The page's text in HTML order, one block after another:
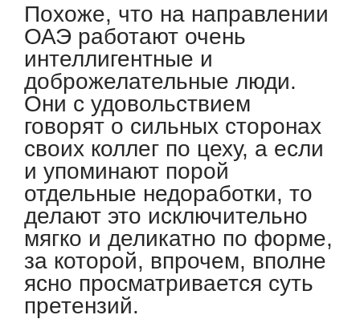
Похоже, что на направлении
ОАЭ работают очень
интеллигентные и
доброжелательные люди.
Они с удовольствием
говорят о сильных сторонах
своих коллег по цеху, а если
и упоминают порой
отдельные недоработки, то
делают это исключительно
мягко и деликатно по форме,
за которой, впрочем, вполне
ясно просматривается суть
претензий.